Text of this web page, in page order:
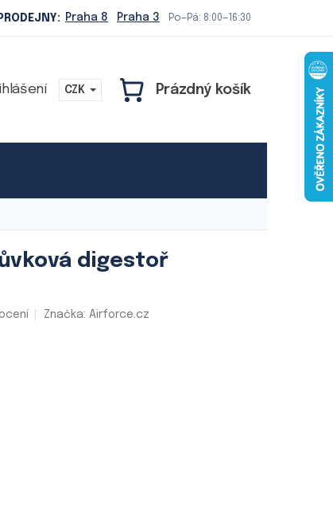
PRODEJNY: Praha 8 Praha 3 Po—Pá: 8:00—16:30
CZK
NÁKUPNÍ
Prázdný košík
digestoř
Značka: Airforce.cz